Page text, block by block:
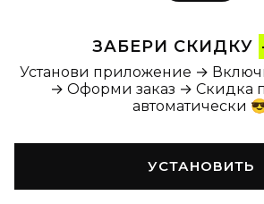
ЗАБЕРИ СКИДКУ
Установи приложение →
→ Оформи заказ → Скидка
автоматически
УСТАНОВИТЬ
Главная Каталог Корзина